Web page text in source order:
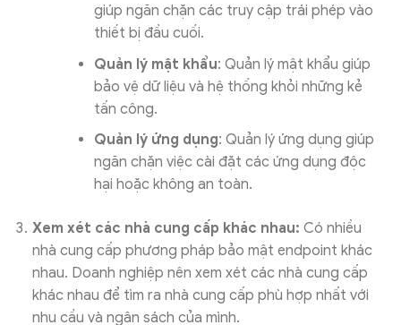
giúp ngăn chặn các truy cập trái phép vào
thiết bị đầu cuối.
Quản lý mật khẩu: Quản lý mật khẩu giúp
bảo vệ dữ liệu và hệ thống khỏi những kẻ
tấn công.
Quản lý ứng dụng: Quản lý ứng dụng giúp
ngăn chặn việc cài đặt các ứng dụng độc
hại hoặc không an toàn.
Xem xét các nhà cung cấp khác nhau: Có nhiều
nhà cung cấp phương pháp bảo mật endpoint khác
nhau. Doanh nghiệp nên xem xét các nhà cung cấp
khác nhau để tìm ra nhà cung cấp phù hợp nhất với
nhu cầu và ngân sách của mình.